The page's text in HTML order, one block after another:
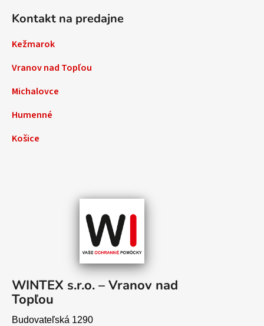
Kontakt na predajne
Kežmarok
Vranov nad Topľou
Michalovce
Humenné
Košice
WINTEX s.r.o. – Vranov nad
Topľou
Budovateľská 1290